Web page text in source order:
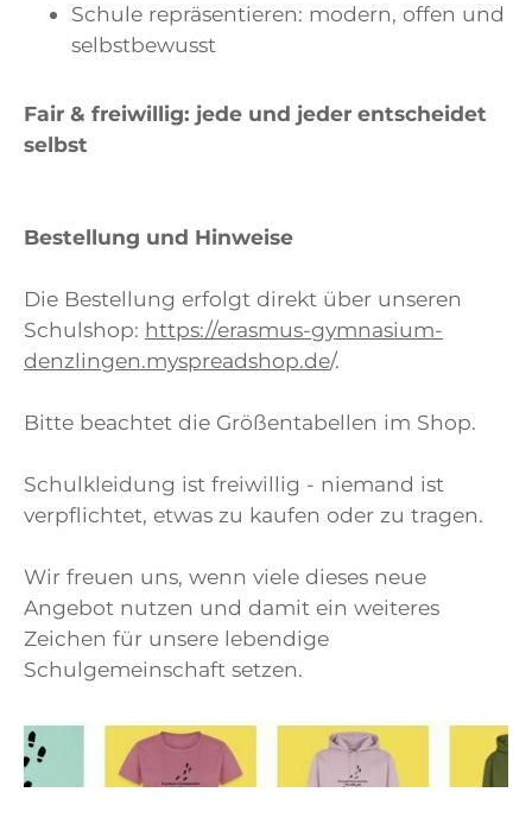
Schule repräsentieren: modern, offen und
selbstbewusst
Fair & freiwillig: jede und jeder entscheidet
selbst
Bestellung und Hinweise
Die Bestellung erfolgt direkt über unseren
Schulshop: https://erasmus-gymnasium-
denzlingen.myspreadshop.de/.
Bitte beachtet die Größentabellen im Shop.
Schulkleidung ist freiwillig - niemand ist
verpflichtet, etwas zu kaufen oder zu tragen.
Wir freuen uns, wenn viele dieses neue
Angebot nutzen und damit ein weiteres
Zeichen für unsere lebendige
Schulgemeinschaft setzen.